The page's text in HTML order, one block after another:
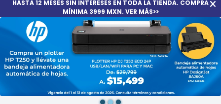
HASTA 12 MESES SIN INTERESES EN TODA LA TIENDA. COMPRA
MÍNIMA 3999 MXN. VER MÁS>>